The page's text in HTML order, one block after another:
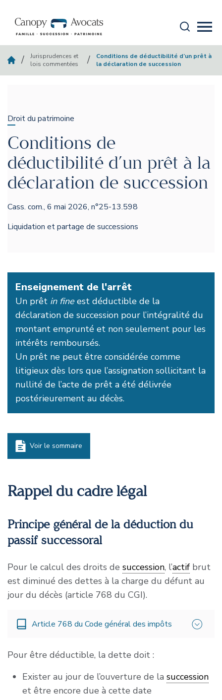
/
Jurisprudences et
lois commentées
/
Conditions de déductibilité d’un prêt à
la déclaration de succession
Droit du patrimoine
Conditions de
déductibilité d’un prêt à la
déclaration de succession
Cass. com., 6 mai 2026, n°25-13.598
Liquidation et partage de successions
Enseignement de l'arrêt
Un prêtin fineest déductible de la
déclaration de succession pour l’intégralité du
montant emprunté et non seulement pour les
intérêts remboursés.
Un prêt ne peut être considérée comme
litigieux dès lors que l’assignation sollicitant la
nullité de l’acte de prêt a été délivrée
postérieurement au décès.
Voir le sommaire
Rappel du cadre légal
Principe général de la déduction du
passif successoral
Pour le calcul des droits de succession, l’actifbrut
est diminué des dettes à la charge du défunt au
jour du décès (article 768 du CGI).
Article 768 du Code général des impôts
« Pour la liquidation des droits de mutation par
décès, les dettes à la charge du défunt sont
déduites lorsque leur existence au jour de
Pour être déductible, la dette doit :
Exister au jour de l’ouverture de la succession
et être encore due à cette date